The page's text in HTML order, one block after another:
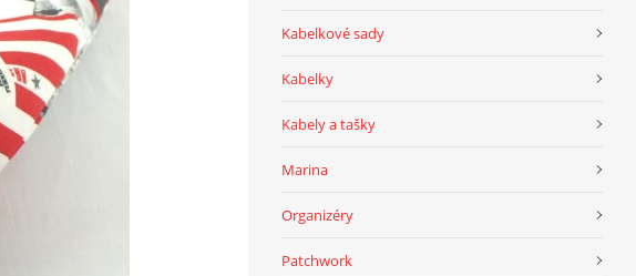
Kabelkové sady
Kabelky
Kabely a tašky
Marina
Organizéry
Patchwork